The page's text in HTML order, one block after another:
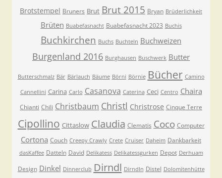
Brotstempel Bruners Brut Brut 2015 Bryan Brüderlichkeit
Brüten Buabefasnacht Buabefasnacht 2023 Buchis
Buchkirchen Buchs Buchteln Buchweizen
Burgenland 2016 Burghausen Buschwerk Butter
Butterschmalz Bär Bärlauch Bäume Börni Börnie Bücher Camino
Cannellini Carina Carlo Casanova Caterina Ceci Centro Chaira
Chianti Chili Christbaum Christl Christrose Cinque Terre
Cipollino Cittaslow Claudia Clematis Coco Computer
Cortona Couch Creepy Crawly Crete Cruiser Daheim Dankbarkeit
dasKaffee Datteln David Delikatess Delikatessgurken Depot Derhuam
Design Dinkel Dinnerclub Dirndl Dirndln Distel Dolomitenhütte